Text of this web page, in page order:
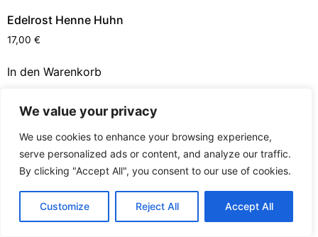
We value your privacy
We use cookies to enhance your browsing experience,
serve personalized ads or content, and analyze our traffic.
By clicking "Accept All", you consent to our use of cookies.
Customize Reject All Accept All
Edelrost Henne Huhn
17,00 €
In den Warenkorb
Traume im Garten
Wszelkie prawa zastrzeżone